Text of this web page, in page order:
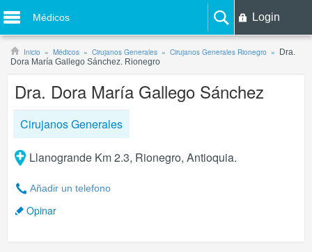
Médicos Login
Inicio Médicos Cirujanos Generales Cirujanos Generales Rionegro
Dra.
Dora María Gallego Sánchez. Rionegro
Dra. Dora María Gallego Sánchez
Cirujanos Generales
Llanogrande Km 2.3, Rionegro, Antioquia.
Añadir un telefono
Opinar